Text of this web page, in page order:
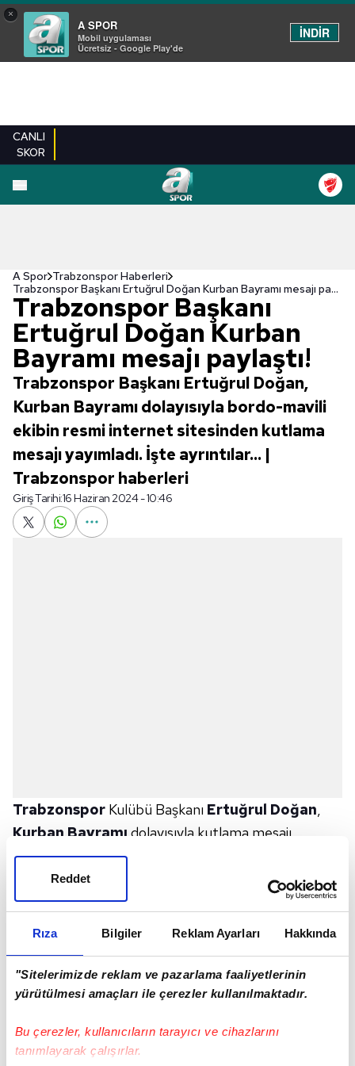
Rıza Bilgiler Reklam Ayarları Hakkında
"Sitelerimizde reklam ve pazarlama faaliyetlerinin
yürütülmesi amaçları ile çerezler kullanılmaktadır.
Bu çerezler, kullanıcıların tarayıcı ve cihazlarını
tanımlayarak çalışırlar.
Reddet
×
A SPOR
Mobil uygulaması
Ücretsiz - Google Play'de
İNDİR
CANLI
SKOR
A Spor Trabzonspor Haberleri
Trabzonspor Başkanı Ertuğrul Doğan Kurban Bayramı mesajı paylaştı!
Trabzonspor Başkanı
Ertuğrul Doğan Kurban
Bayramı mesajı paylaştı!
Trabzonspor Başkanı Ertuğrul Doğan,
Kurban Bayramı dolayısıyla bordo-mavili
ekibin resmi internet sitesinden kutlama
mesajı yayımladı. İşte ayrıntılar... |
Trabzonspor haberleri
Giriş Tarihi:16 Haziran 2024 - 10:46
Trabzonspor Kulübü Başkanı Ertuğrul Doğan,
Kurban Bayramı dolayısıyla kutlama mesajı
yayımladı.
Doğan, bordo-mavili kulübün internet sitesinden
yayımlanan mesajında, bayramların birlik, beraberlik
ve kardeşliğin pekiştirildiği en değerli zamanlardan biri
"Bu bayramlarda hem paylaşmayı hem de
dayanışmayı en üst seviyede yaşarız. Gurbetten
edecek ve yetimleri sevindirecek her vatandaşımız